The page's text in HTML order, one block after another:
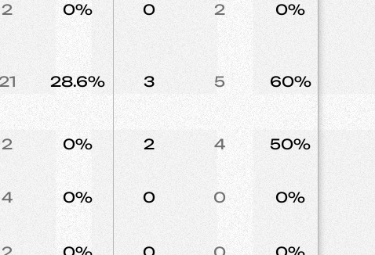
2 0% 0 2 0%
21 28.6% 3 5 60%
2 0% 2 4 50%
4 0% 0 0 0%